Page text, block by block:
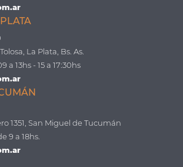
La Plata, Bs. As.
a 13hs - 15 a 17:30hs
1351, San Miguel de Tucumán
9 a 18hs.